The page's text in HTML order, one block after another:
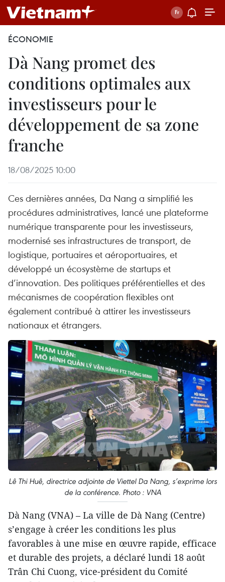
ÉCONOMIE
Dà Nang promet des
conditions optimales aux
investisseurs pour le
développement de sa zone
franche
18/08/2025 10:00
Ces dernières années, Da Nang a simplifié les
procédures administratives, lancé une plateforme
numérique transparente pour les investisseurs,
modernisé ses infrastructures de transport, de
logistique, portuaires et aéroportuaires, et
développé un écosystème de startups et
d’innovation. Des politiques préférentielles et des
mécanismes de coopération flexibles ont
également contribué à attirer les investisseurs
nationaux et étrangers.
Lê Thi Huê, directrice adjointe de Viettel Da Nang, s’exprime lors
de la conférence. Photo : VNA
Dà Nang (VNA) – La ville de Dà Nang (Centre)
s’engage à créer les conditions les plus
favorables à une mise en œuvre rapide, efficace
et durable des projets, a déclaré lundi 18 août
Trân Chi Cuong, vice-président du Comité